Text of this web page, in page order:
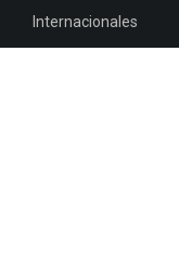
Internacionales